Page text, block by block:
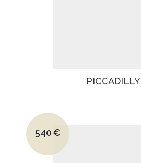
PICCADILLY
Le prix initial était : 850€.
540€
Le prix actuel est : 540€.